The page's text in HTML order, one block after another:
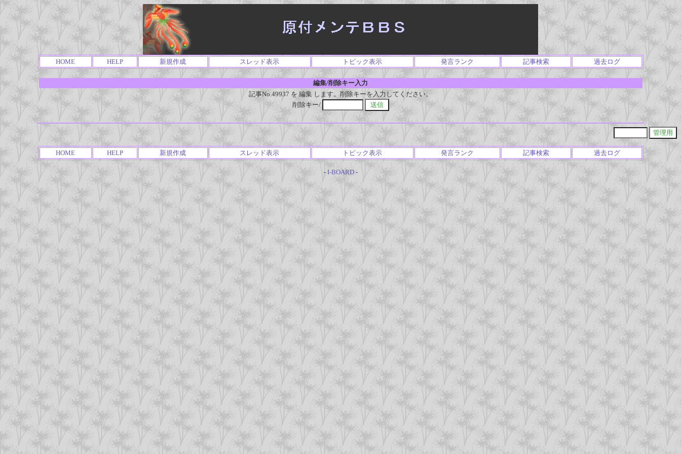
HOME HELP 新規作成 スレッド表示 トピック表示 発言ランク 記事検索 過去ログ
編集/削除キー入力
記事No.49937 を 編集 します。削除キーを入力してください。
削除キー/
HOME HELP 新規作成 スレッド表示 トピック表示 発言ランク 記事検索 過去ログ
- I-BOARD-